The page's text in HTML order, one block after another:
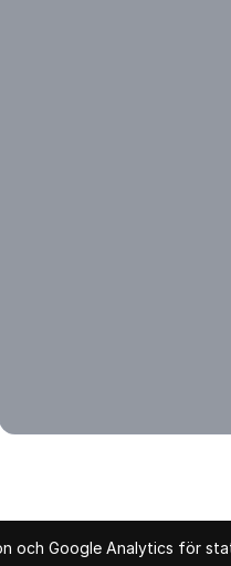
och Google Analytics för